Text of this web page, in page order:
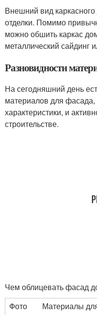
Внешний вид
отделки. Помимо
можно обшить каркас
металлический сайдинг
Разновидности
На сегодняшний день
материалов для
характеристики, и
строительстве.
Чем облицевать фасад
Фото
Материалы